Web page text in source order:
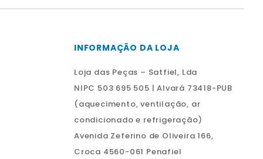
INFORMAÇÃO DA LOJA
Loja das Peças – Satfiel, Lda
NIPC 503 695 505 | Alvará 73418-PUB
(aquecimento, ventilação, ar
condicionado e refrigeração)
Avenida Zeferino de Oliveira 166,
Croca 4560-061 Penafiel